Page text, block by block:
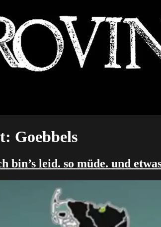
Goebbels
bin’s leid. so müde. und